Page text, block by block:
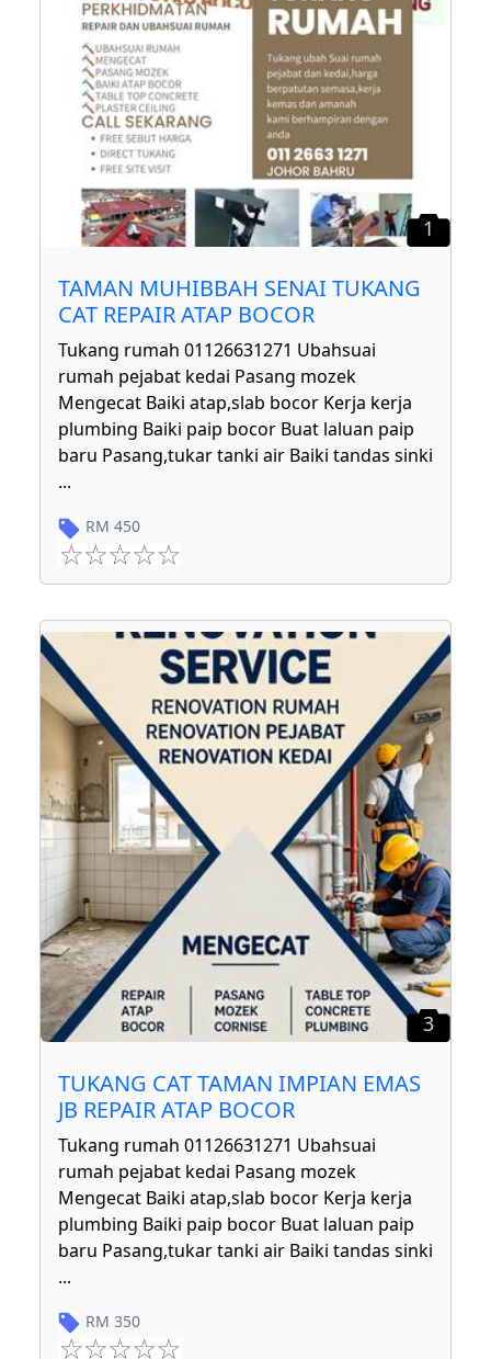
1
TAMAN MUHIBBAH SENAI TUKANG
CAT REPAIR ATAP BOCOR
Tukang rumah 01126631271 Ubahsuai
rumah pejabat kedai Pasang mozek
Mengecat Baiki atap,slab bocor Kerja kerja
plumbing Baiki paip bocor Buat laluan paip
baru Pasang,tukar tanki air Baiki tandas sinki
...
RM 450
3
TUKANG CAT TAMAN IMPIAN EMAS
JB REPAIR ATAP BOCOR
Tukang rumah 01126631271 Ubahsuai
rumah pejabat kedai Pasang mozek
Mengecat Baiki atap,slab bocor Kerja kerja
plumbing Baiki paip bocor Buat laluan paip
baru Pasang,tukar tanki air Baiki tandas sinki
...
RM 350